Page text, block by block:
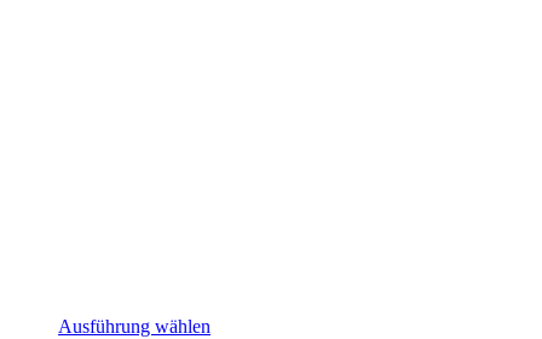
Ausführung wählen